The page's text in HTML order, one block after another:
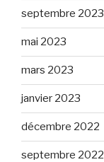
septembre 2023
mai 2023
mars 2023
janvier 2023
décembre 2022
septembre 2022